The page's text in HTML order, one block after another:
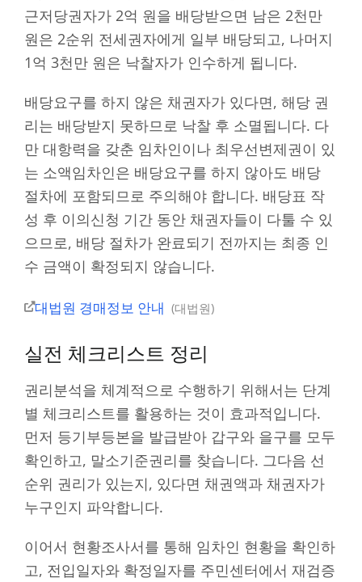
근저당권자가 2억 원을 배당받으면 남은 2천만
원은 2순위 전세권자에게 일부 배당되고, 나머지
1억 3천만 원은 낙찰자가 인수하게 됩니다.
배당요구를 하지 않은 채권자가 있다면, 해당 권
리는 배당받지 못하므로 낙찰 후 소멸됩니다. 다
만 대항력을 갖춘 임차인이나 최우선변제권이 있
는 소액임차인은 배당요구를 하지 않아도 배당
절차에 포함되므로 주의해야 합니다. 배당표 작
성 후 이의신청 기간 동안 채권자들이 다툴 수 있
으므로, 배당 절차가 완료되기 전까지는 최종 인
수 금액이 확정되지 않습니다.
대법원 경매정보 안내 대법원
실전 체크리스트 정리
권리분석을 체계적으로 수행하기 위해서는 단계
별 체크리스트를 활용하는 것이 효과적입니다.
먼저 등기부등본을 발급받아 갑구와 을구를 모두
확인하고, 말소기준권리를 찾습니다. 그다음 선
순위 권리가 있는지, 있다면 채권액과 채권자가
누구인지 파악합니다.
이어서 현황조사서를 통해 임차인 현황을 확인하
고, 전입일자와 확정일자를 주민센터에서 재검증